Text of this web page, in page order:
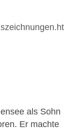
als Sohn
Er machte